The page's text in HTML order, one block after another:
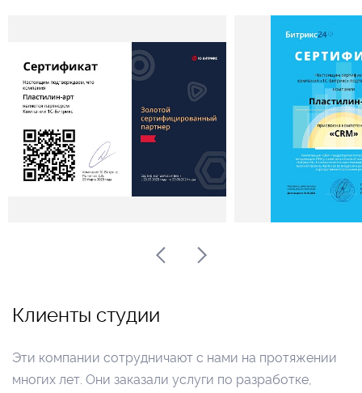
Клиенты студии
Эти компании сотрудничают с нами на протяжении
многих лет. Они заказали услуги по разработке,